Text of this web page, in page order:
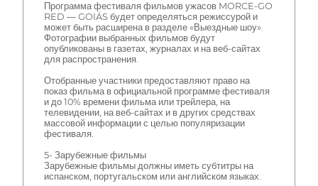
Программа фестиваля фильмов ужасов MORCE-GO
RED — GOIÁS будет определяться режиссурой и
может быть расширена в разделе «Выездные шоу».
Фотографии выбранных фильмов будут
опубликованы в газетах, журналах и на веб-сайтах
для распространения.
Отобранные участники предоставляют право на
показ фильма в официальной программе фестиваля
и до 10% времени фильма или трейлера, на
телевидении, на веб-сайтах и в других средствах
массовой информации с целью популяризации
фестиваля.
5- Зарубежные фильмы
Зарубежные фильмы должны иметь субтитры на
испанском, португальском или английском языках.